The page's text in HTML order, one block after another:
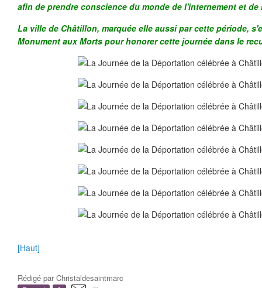
afin de prendre conscience du monde de l'internement et
La ville de Châtillon, marquée elle aussi par cette période,
Monument aux Morts pour honorer cette journée dans le
[Haut]
Rédigé parChristaldesaintmarc